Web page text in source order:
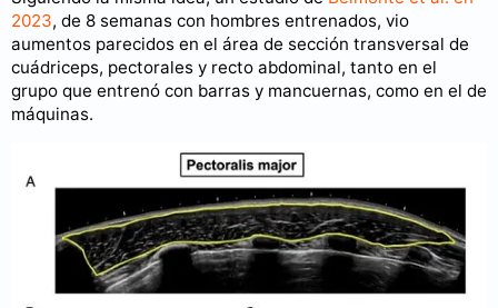
2023, de 8 semanas con hombres entrenados, vio
aumentos parecidos en el área de sección transversal de
cuádriceps, pectorales y recto abdominal, tanto en el
grupo que entrenó con barras y mancuernas, como en el de
máquinas.